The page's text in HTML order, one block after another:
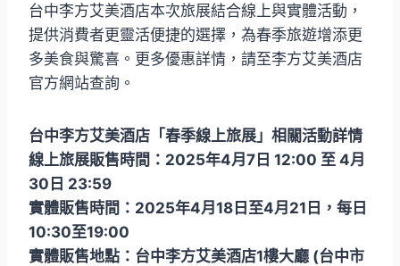
台中李方艾美酒店本次旅展結合線上與實體活動，
提供消費者更靈活便捷的選擇，為春季旅遊增添更
多美食與驚喜。更多優惠詳情，請至李方艾美酒店
官方網站查詢。
台中李方艾美酒店「春季線上旅展」相關活動詳情
線上旅展販售時間：2025年4月7日 12:00 至 4月
30日 23:59
實體販售時間：2025年4月18日至4月21日，每日
10:30至19:00
實體販售地點：台中李方艾美酒店1樓大廳 (台中市